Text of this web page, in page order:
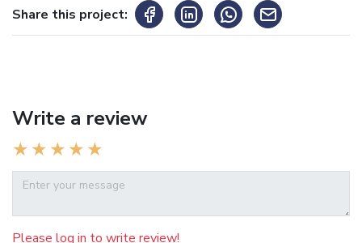
Share this project:
Write a review
Please log in to write review!